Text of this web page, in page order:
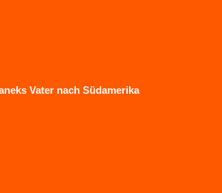
Vater nach Südamerika